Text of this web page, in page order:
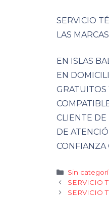
SERVICIO
LAS
EN ISLAS
EN
GRATUITOS
CLIENTE DE
DE
CONFIANZA
Categorías
Sin
SERVICIO
SERVICIO